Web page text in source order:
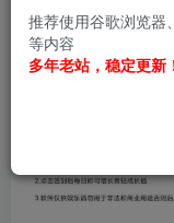
推荐使用谷歌浏览器
等内容
多年老站，稳定更新